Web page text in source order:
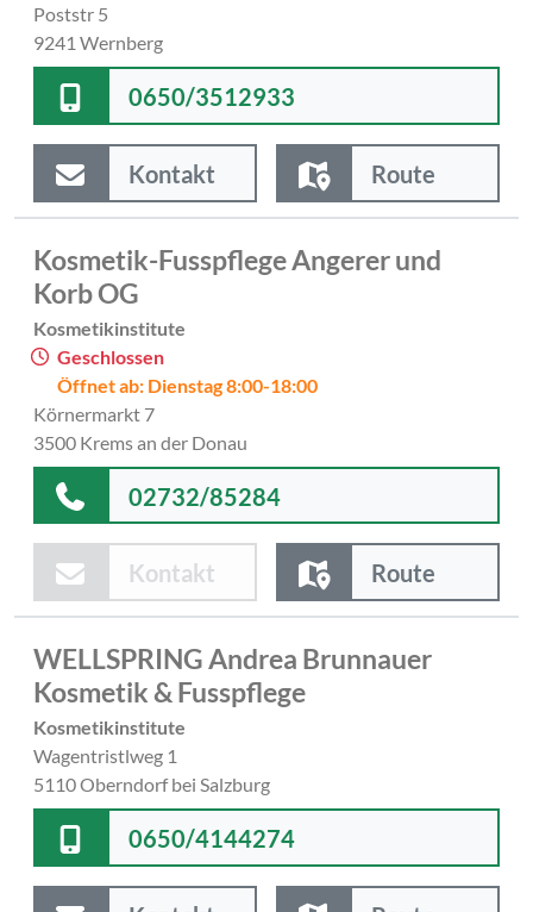
Poststr 5
9241 Wernberg
0650/3512933
Kontakt Route
Kosmetik-Fusspflege Angerer und
Korb OG
Kosmetikinstitute
Geschlossen
Öffnet ab: Dienstag 8:00-18:00
Körnermarkt 7
3500 Krems an der Donau
02732/85284
Kontakt Route
WELLSPRING Andrea Brunnauer
Kosmetik & Fusspflege
Kosmetikinstitute
Wagentristlweg 1
5110 Oberndorf bei Salzburg
0650/4144274